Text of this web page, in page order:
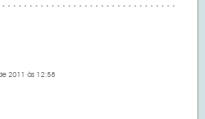
2011 às 12:58